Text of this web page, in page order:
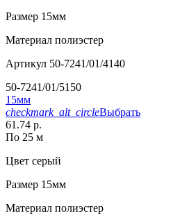
Размер 15мм
Материал полиэстер
Артикул 50-7241/01/4140
50-7241/01/5150
15мм
checkmark_alt_circleВыбрать
61.74 р.
По 25 м
Цвет серый
Размер 15мм
Материал полиэстер